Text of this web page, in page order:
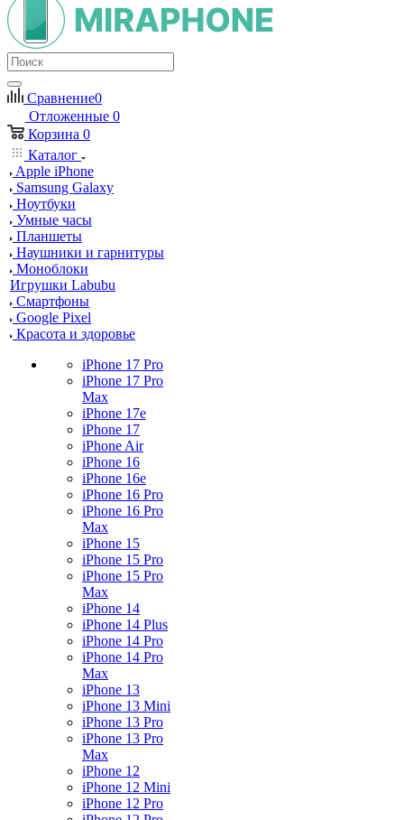
Сравнение0
Отложенные 0
Корзина 0
Каталог
Apple iPhone
Samsung Galaxy
Ноутбуки
Умные часы
Планшеты
Наушники и гарнитуры
Моноблоки
Игрушки Labubu
Смартфоны
Google Pixel
Красота и здоровье
iPhone 17 Pro
iPhone 17 Pro
Max
iPhone 17e
iPhone 17
iPhone Air
iPhone 16
iPhone 16e
iPhone 16 Pro
iPhone 16 Pro
Max
iPhone 15
iPhone 15 Pro
iPhone 15 Pro
Max
iPhone 14
iPhone 14 Plus
iPhone 14 Pro
iPhone 14 Pro
Max
iPhone 13
iPhone 13 Mini
iPhone 13 Pro
iPhone 13 Pro
Max
iPhone 12
iPhone 12 Mini
iPhone 12 Pro